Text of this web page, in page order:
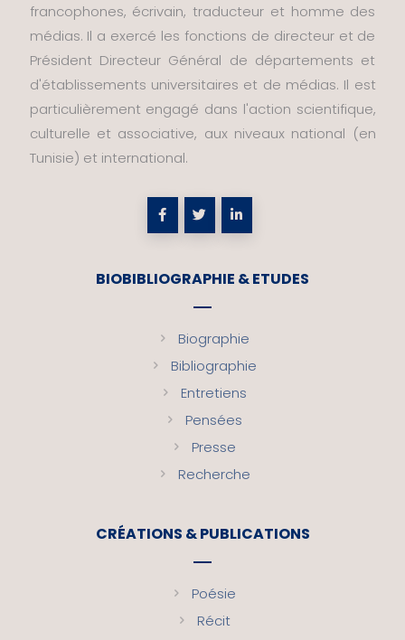
francophones, écrivain, traducteur et homme des
médias. Il a exercé les fonctions de directeur et de
Président Directeur Général de départements et
d'établissements universitaires et de médias. Il est
particulièrement engagé dans l'action scientifique,
culturelle et associative, aux niveaux national (en
Tunisie) et international.
BIOBIBLIOGRAPHIE & ETUDES
Biographie
Bibliographie
Entretiens
Pensées
Presse
Recherche
CRÉATIONS & PUBLICATIONS
Poésie
Récit